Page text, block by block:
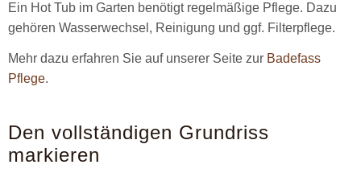
Ein Hot Tub im Garten benötigt regelmäßige Pflege. Dazu
gehören Wasserwechsel, Reinigung und ggf. Filterpflege.
Mehr dazu erfahren Sie auf unserer Seite zur Badefass
Pflege.
Den vollständigen Grundriss
markieren